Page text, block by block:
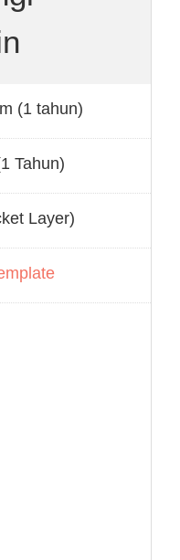
(1 tahun)
Tahun)
Layer)